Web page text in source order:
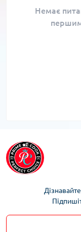
Немає
першим